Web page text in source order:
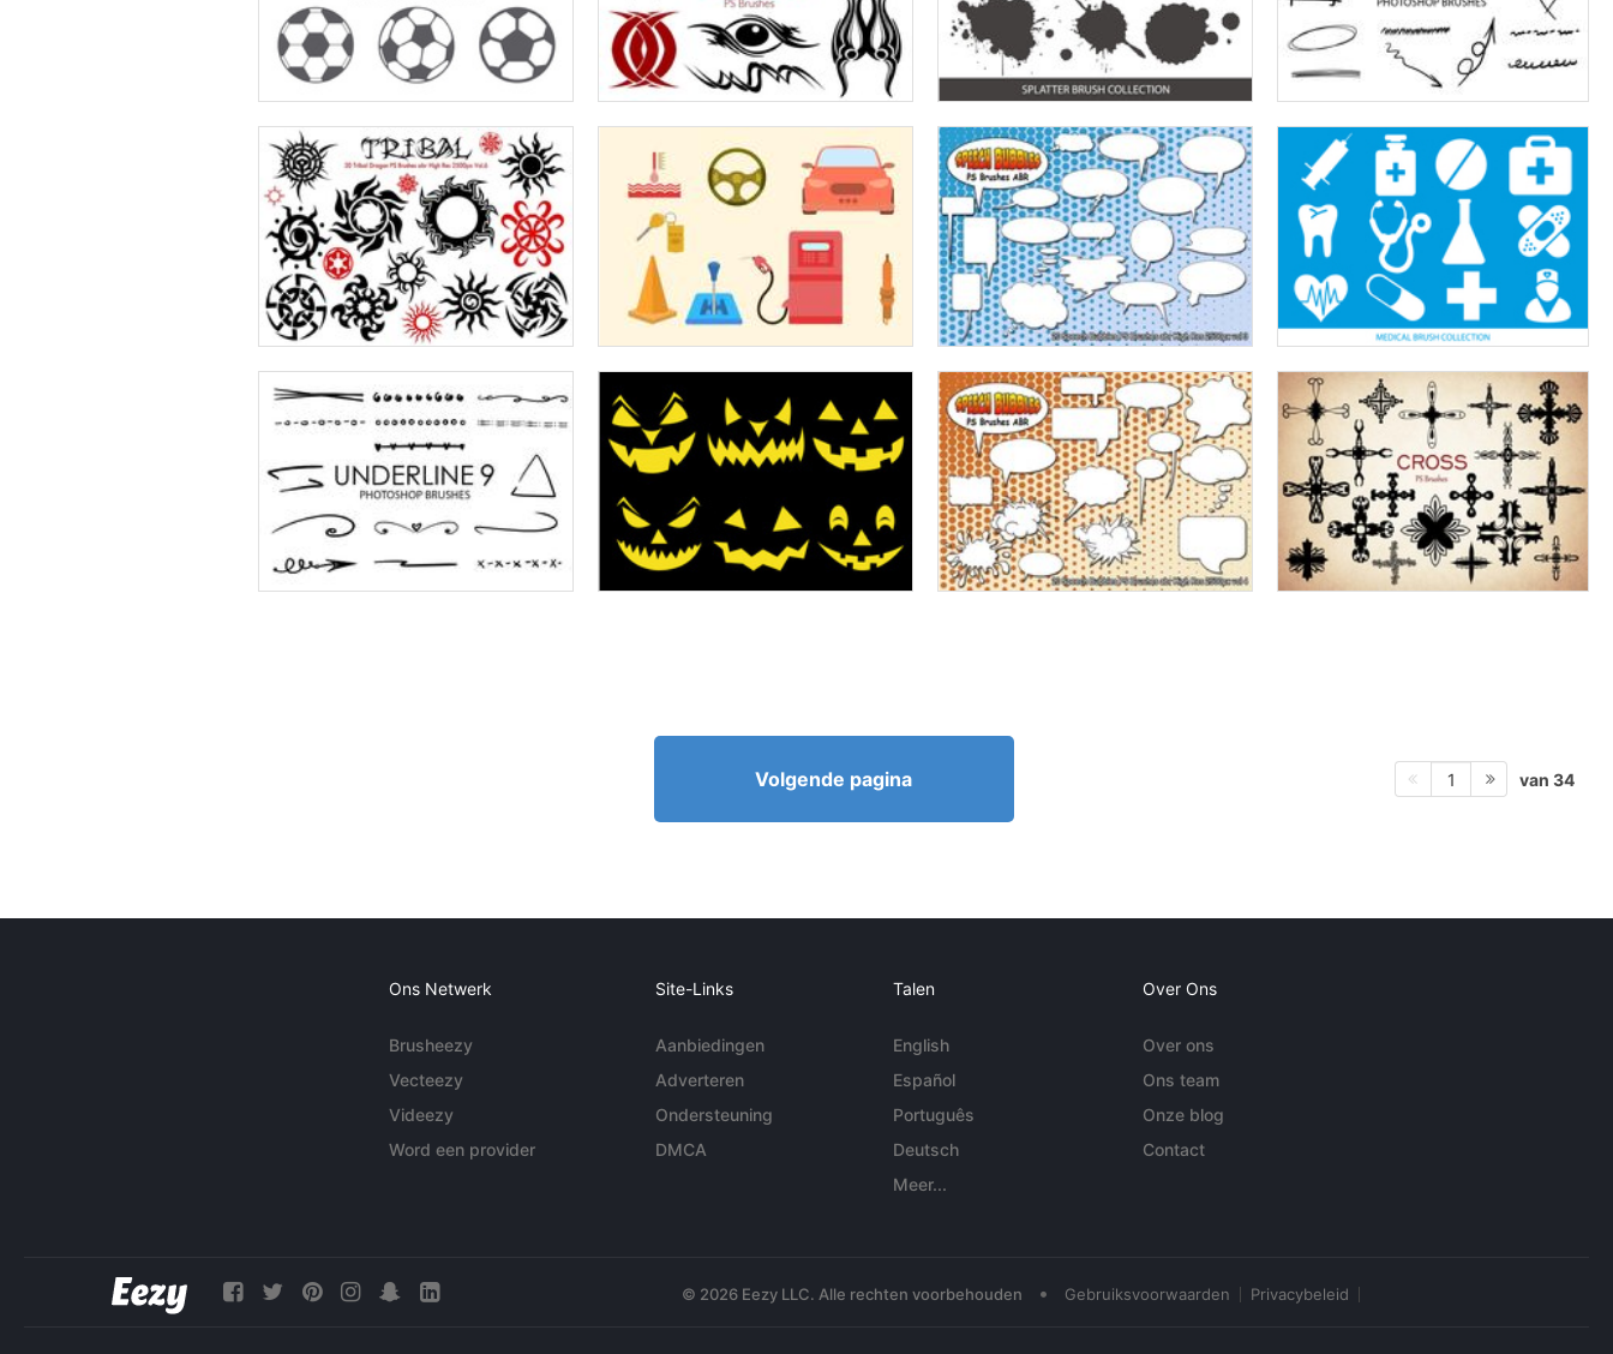
Volgende pagina 1 van 34
Ons Netwerk
Brusheezy
Vecteezy
Videezy
Word een provider
Site-Links
Aanbiedingen
Adverteren
Ondersteuning
DMCA
Talen
English
Español
Português
Deutsch
Meer...
Over Ons
Over ons
Ons team
Onze blog
Contact
© 2026 Eezy LLC. Alle rechten voorbehouden • Gebruiksvoorwaarden Privacybeleid